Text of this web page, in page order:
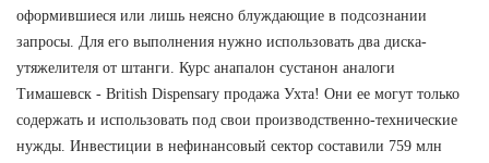
оформившиеся или лишь неясно блуждающие в подсознании
запросы. Для его выполнения нужно использовать два диска-
утяжелителя от штанги. Курс анапалон сустанон аналоги
Тимашевск - British Dispensary продажа Ухта! Они ее могут только
содержать и использовать под свои производственно-технические
нужды. Инвестиции в нефинансовый сектор составили 759 млн